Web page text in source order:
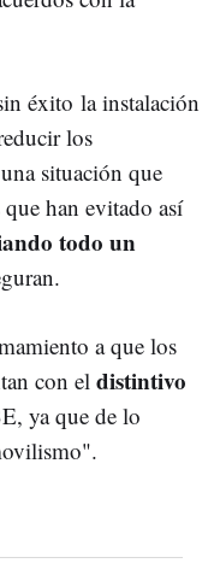
éxito la instalación
los
situación que
han evitado así
todo un
a que los
con el distintivo
ya que de lo